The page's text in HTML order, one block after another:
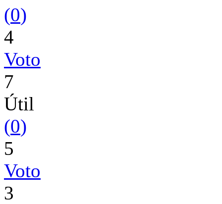
(0)
4
Voto
7
Útil
(0)
5
Voto
3